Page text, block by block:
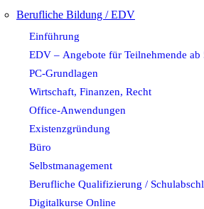
Berufliche Bildung / EDV
Einführung
EDV – Angebote für Teilnehmende ab
PC-Grundlagen
Wirtschaft, Finanzen, Recht
Office-Anwendungen
Existenzgründung
Büro
Selbstmanagement
Berufliche Qualifizierung /
Digitalkurse Online